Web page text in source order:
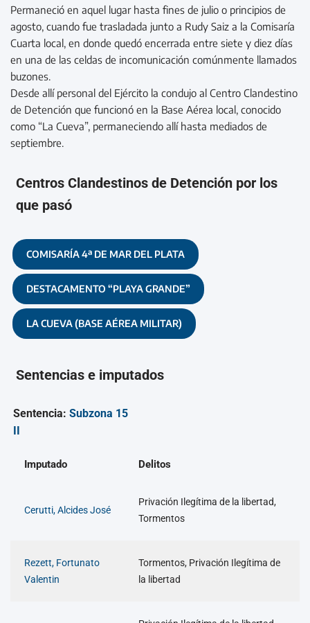
Permaneció en aquel lugar hasta fines de julio o principios de
agosto, cuando fue trasladada junto a Rudy Saiz a la Comisaría
Cuarta local, en donde quedó encerrada entre siete y diez días
en una de las celdas de incomunicación comúnmente llamados
buzones.
Desde allí personal del Ejército la condujo al Centro Clandestino
de Detención que funcionó en la Base Aérea local, conocido
como “La Cueva”, permaneciendo allí hasta mediados de
septiembre.
Centros Clandestinos de Detención por los
que pasó
COMISARÍA 4ª DE MAR DEL PLATA
DESTACAMENTO “PLAYA GRANDE”
LA CUEVA (BASE AÉREA MILITAR)
Sentencias e imputados
Sentencia: Subzona 15
Imputado Delitos
Cerutti, Alcides José
Privación Ilegítima de la libertad,
Tormentos
Rezett, Fortunato
Valentin
Tormentos, Privación Ilegítima de
la libertad